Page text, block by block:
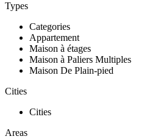
Types
Categories
Appartement
Maison à étages
Maison à Paliers Multiples
Maison De Plain-pied
Cities
Cities
Areas